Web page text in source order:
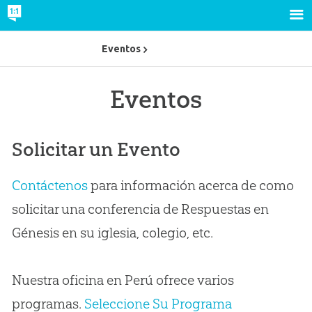
Eventos
Solicitar un Evento
Contáctenospara información acerca de como
solicitar una conferencia de Respuestas en
Génesis en su iglesia, colegio, etc.
Nuestra oficina en Perú ofrece varios
programas. Seleccione Su Programa
Eventos